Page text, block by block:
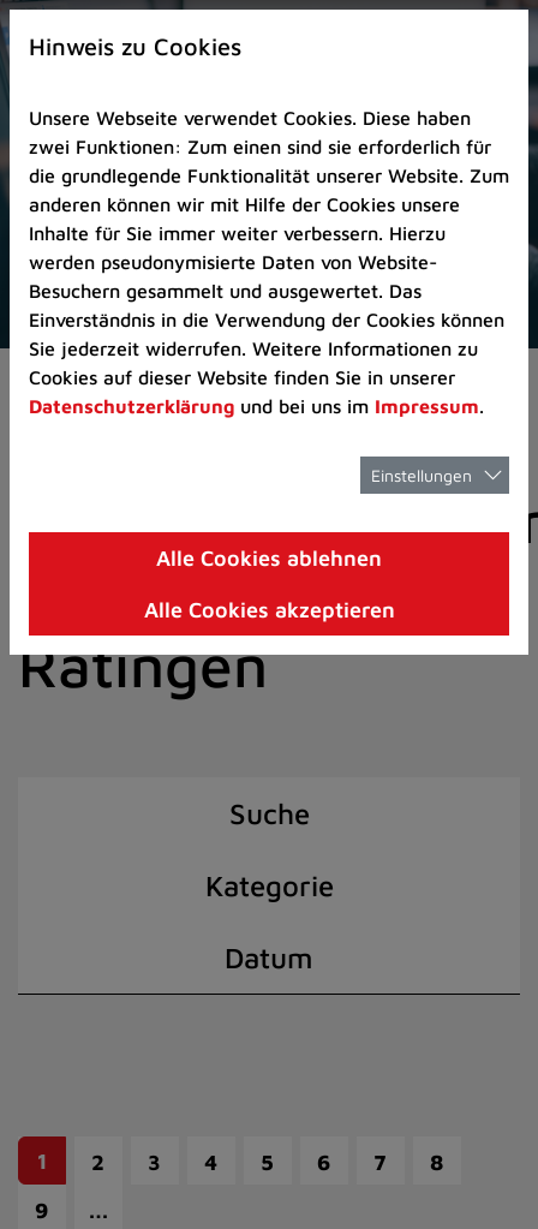
Zur
Startseite
Zum
Seitenanfang
springen
(Schnelltaste
A)
Zur
Navigation/Menü
springen
(Schnelltaste
M)
Zur
8)
I)
Pressemeldungen
der Stadt
Ratingen
Suche
Kategorie
Datum
1 2 3 4 5 6 7
8
9
…
Hinweis zu Cookies
Unsere Webseite verwendet Cookies. Diese haben
zwei Funktionen: Zum einen sind sie erforderlich für
die grundlegende Funktionalität unserer Website. Zum
anderen können wir mit Hilfe der Cookies unsere
Inhalte für Sie immer weiter verbessern. Hierzu
werden pseudonymisierte Daten von Website-
Besuchern gesammelt und ausgewertet. Das
Einverständnis in die Verwendung der Cookies können
Sie jederzeit widerrufen. Weitere Informationen zu
Cookies auf dieser Website finden Sie in unserer
Datenschutzerklärung und bei uns im Impressum.
Einstellungen
Alle Cookies ablehnen
Alle Cookies akzeptieren